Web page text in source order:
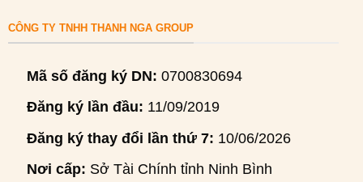
CÔNG TY TNHH THANH NGA GROUP
Mã số đăng ký DN: 0700830694
Đăng ký lần đầu: 11/09/2019
Đăng ký thay đổi lần thứ 7: 10/06/2026
Nơi cấp: Sở Tài Chính tỉnh Ninh Bình